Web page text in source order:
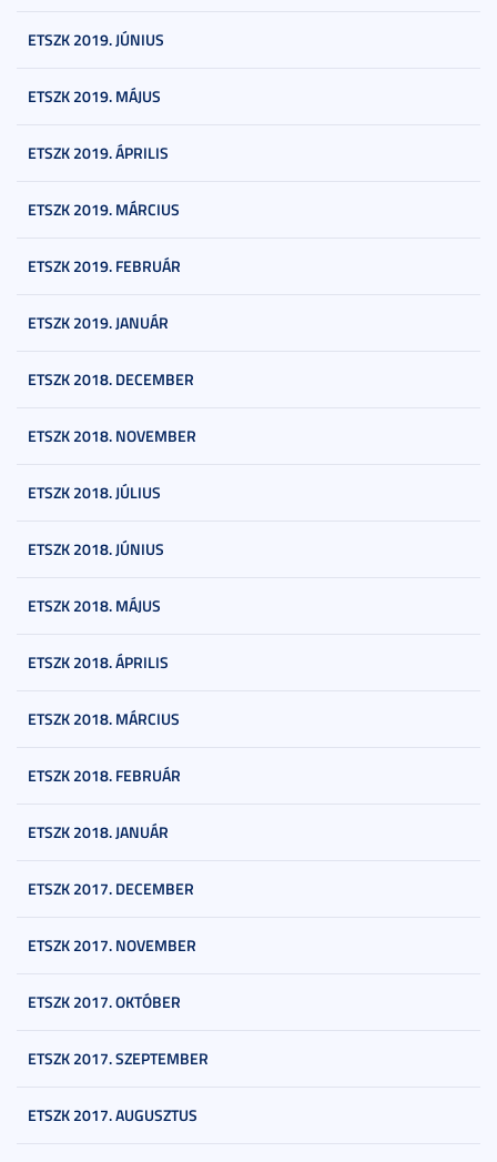
ETSZK 2019. JÚNIUS
ETSZK 2019. MÁJUS
ETSZK 2019. ÁPRILIS
ETSZK 2019. MÁRCIUS
ETSZK 2019. FEBRUÁR
ETSZK 2019. JANUÁR
ETSZK 2018. DECEMBER
ETSZK 2018. NOVEMBER
ETSZK 2018. JÚLIUS
ETSZK 2018. JÚNIUS
ETSZK 2018. MÁJUS
ETSZK 2018. ÁPRILIS
ETSZK 2018. MÁRCIUS
ETSZK 2018. FEBRUÁR
ETSZK 2018. JANUÁR
ETSZK 2017. DECEMBER
ETSZK 2017. NOVEMBER
ETSZK 2017. OKTÓBER
ETSZK 2017. SZEPTEMBER
ETSZK 2017. AUGUSZTUS